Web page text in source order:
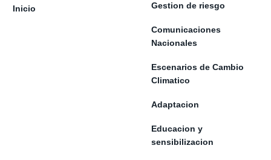
Inicio Gestion de riesgo
Comunicaciones
Nacionales
Escenarios de Cambio
Climatico
Adaptacion
Educacion y
sensibilizacion